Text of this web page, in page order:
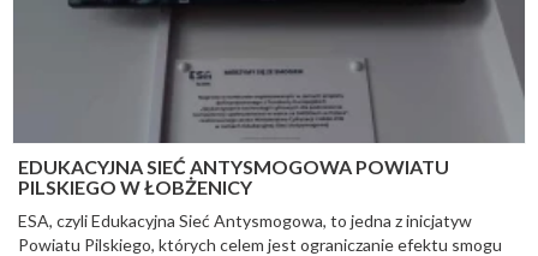
EDUKACYJNA SIEĆ ANTYSMOGOWA POWIATU
PILSKIEGO W ŁOBŻENICY
ESA, czyli Edukacyjna Sieć Antysmogowa, to jedna z inicjatyw
Powiatu Pilskiego, których celem jest ograniczanie efektu smogu